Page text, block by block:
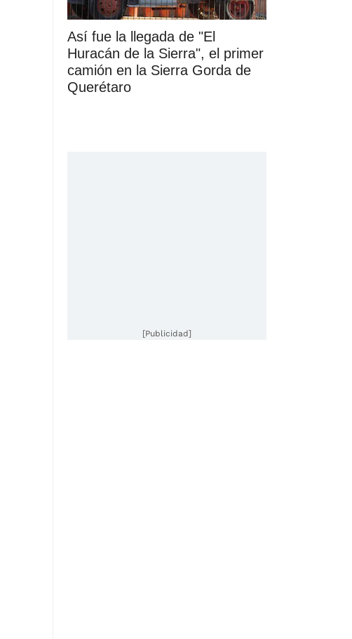
Así fue la llegada de "El
Huracán de la Sierra", el primer
camión en la Sierra Gorda de
Querétaro
[Publicidad]